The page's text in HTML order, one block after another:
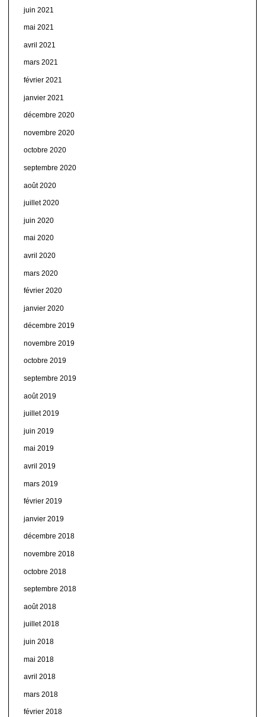
juin 2021
mai 2021
avril 2021
mars 2021
février 2021
janvier 2021
décembre 2020
novembre 2020
octobre 2020
septembre 2020
août 2020
juillet 2020
juin 2020
mai 2020
avril 2020
mars 2020
février 2020
janvier 2020
décembre 2019
novembre 2019
octobre 2019
septembre 2019
août 2019
juillet 2019
juin 2019
mai 2019
avril 2019
mars 2019
février 2019
janvier 2019
décembre 2018
novembre 2018
octobre 2018
septembre 2018
août 2018
juillet 2018
juin 2018
mai 2018
avril 2018
mars 2018
février 2018